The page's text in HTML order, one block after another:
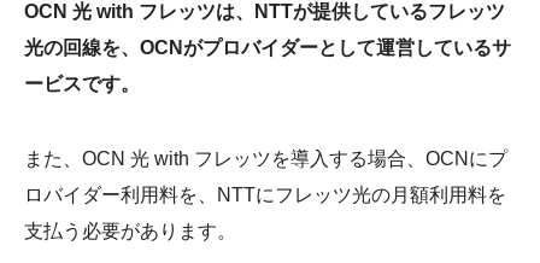
OCN 光 with フレッツは、NTTが提供しているフレッツ
光の回線を、OCNがプロバイダーとして運営しているサ
ービスです。
また、OCN 光 with フレッツを導入する場合、OCNにプ
ロバイダー利用料を、NTTにフレッツ光の月額利用料を
支払う必要があります。